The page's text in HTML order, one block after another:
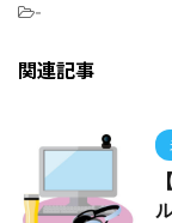
-
関連記事